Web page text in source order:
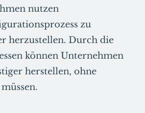
nutzen
zu
herzustellen. Durch die
können Unternehmen
herstellen, ohne